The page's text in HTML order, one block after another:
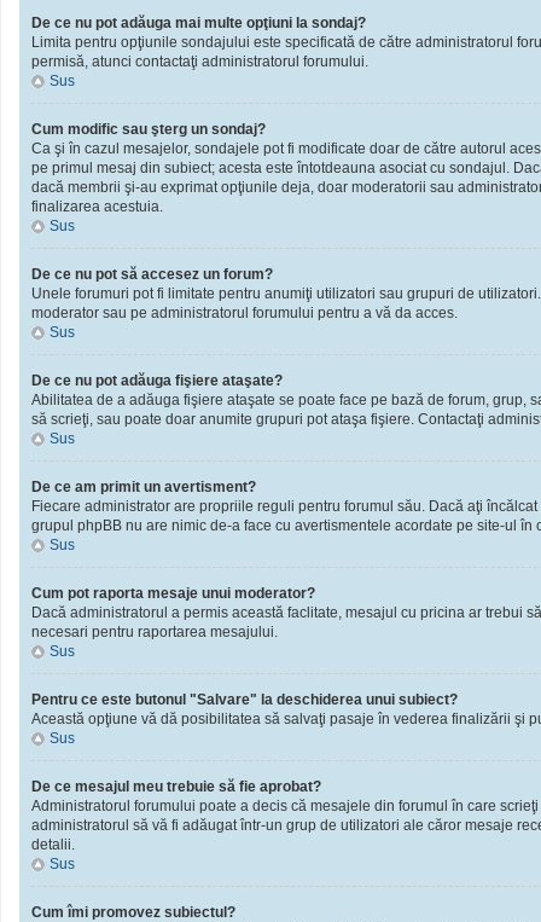
De ce nu pot adăuga mai multe opţiuni la sondaj?
Limita pentru opţiunile sondajului este specificată de către administratorul
permisă, atunci contactaţi administratorul forumului.
Sus
Cum modific sau şterg un sondaj?
Ca şi în cazul mesajelor, sondajele pot fi modificate doar de către autorul
pe primul mesaj din subiect; acesta este întotdeauna asociat cu sondajul.
dacă membrii şi-au exprimat opţiunile deja, doar moderatorii sau
finalizarea acestuia.
Sus
De ce nu pot să accesez un forum?
Unele forumuri pot fi limitate pentru anumiţi utilizatori sau grupuri de
moderator sau pe administratorul forumului pentru a vă da acces.
Sus
De ce nu pot adăuga fişiere ataşate?
Abilitatea de a adăuga fişiere ataşate se poate face pe bază de forum, grup,
să scrieţi, sau poate doar anumite grupuri pot ataşa fişiere. Contactaţi
Sus
De ce am primit un avertisment?
Fiecare administrator are propriile reguli pentru forumul său. Dacă aţi
grupul phpBB nu are nimic de-a face cu avertismentele acordate pe site-ul
Sus
Cum pot raporta mesaje unui moderator?
Dacă administratorul a permis această faclitate, mesajul cu pricina ar trebui
necesari pentru raportarea mesajului.
Sus
Pentru ce este butonul "Salvare" la deschiderea unui subiect?
Această opţiune vă dă posibilitatea să salvaţi pasaje în vederea finalizării şi
Sus
De ce mesajul meu trebuie să fie aprobat?
Administratorul forumului poate a decis că mesajele din forumul în care
administratorul să vă fi adăugat într-un grup de utilizatori ale căror mesaje
detalii.
Sus
Cum îmi promovez subiectul?